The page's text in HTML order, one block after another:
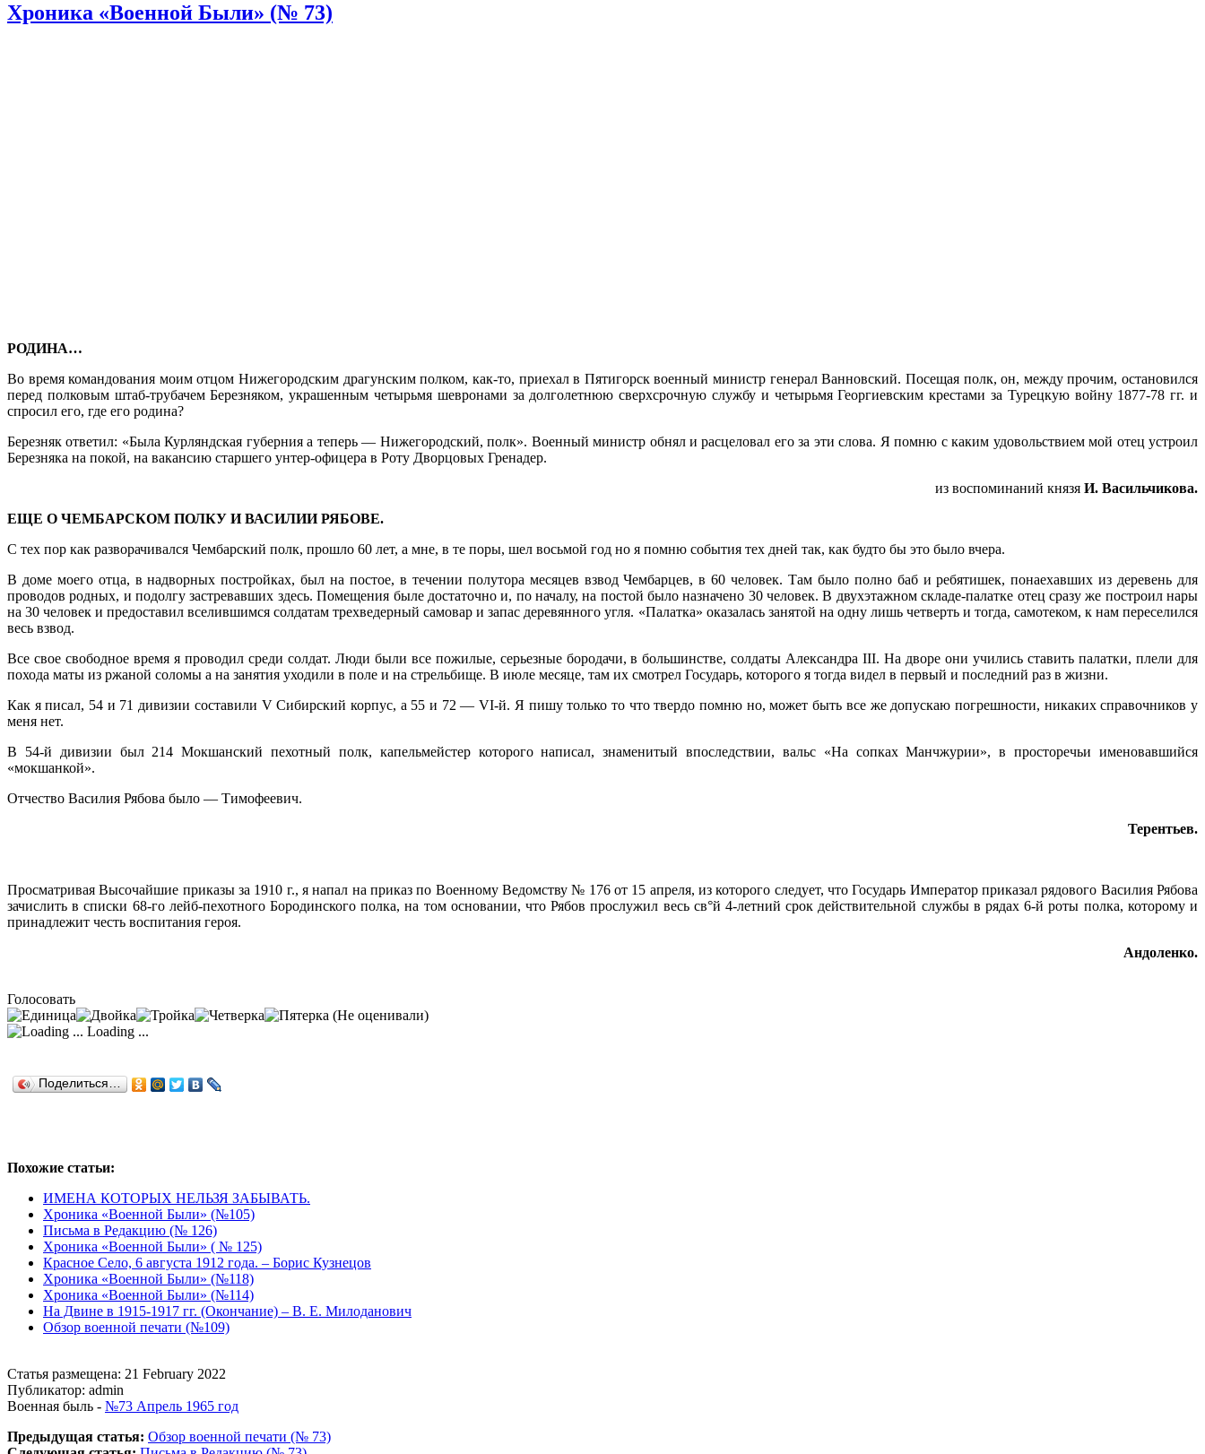
Хроника «Военной Были» (№ 73)
РОДИНА…
Во время командования моим отцом Ниже­городским драгунским полком, как-то, приехал в Пятигорск военный министр генерал Ванновский. Посещая полк, он, между прочим, оста­новился
перед полковым штаб-трубачем Берез­няком, украшенным четырьмя шевронами за долголетнюю сверхсрочную службу и четырь­мя Георгиевским крестами за Турецкую войну 1877-78 гг. и
спросил его, где его родина?
Березняк ответил: «Была Курляндская гу­берния а теперь — Нижегородский, полк». Во­енный министр обнял и расцеловал его за эти слова. Я помню с каким удовольствием мой отец устроил
Березняка на покой, на вакансию старшего унтер-офицера в Роту Дворцовых Гренадер.
из воспоминаний князя И. Васильчикова.
ЕЩЕ О ЧЕМБАРСКОМ ПОЛКУ И ВАСИЛИИ РЯБОВЕ.
С тех пор как разворачивался Чембарский полк, прошло 60 лет, а мне, в те поры, шел вось­мой год но я помню события тех дней так, как будто бы это было вчера.
В доме моего отца, в надворных постройках, был на постое, в течении полутора месяцев взвод Чембарцев, в 60 человек. Там было пол­но баб и ребятишек, понаехавших из деревень для
проводов родных, и подолгу застревавших здесь. Помещения быле достаточно и, по нача­лу, на постой было назначено 30 человек. В двухэтажном складе-палатке отец сразу же построил нары
на 30 человек и предоставил вселившимся солдатам трехведерный самовар и запас деревянного угля. «Палатка» оказалась занятой на одну лишь четверть и тогда, само­теком, к нам переселился
весь взвод.
Все свое свободное время я проводил среди солдат. Люди были все пожилые, серьезные бородачи, в большинстве, солдаты Александра III. На дворе они учились ставить палатки, плели для
похода маты из ржаной соломы а на занятия уходили в поле и на стрельбище. В июле месяце, там их смотрел Государь, кото­рого я тогда видел в первый и последний раз в жизни.
Как я писал, 54 и 71 дивизии составили V Сибирский корпус, а 55 и 72 — VІ-й. Я пишу только то что твердо помню но, может быть все же допускаю погрешности, никаких справоч­ников у
меня нет.
В 54-й дивизии был 214 Мокшанский пехот­ный полк, капельмейстер которого написал, знаменитый впоследствии, вальс «На сопках Манчжурии», в просторечьи именовавшийся
«мокшанкой».
Отчество Василия Рябова было — Тимофе­евич.
Терентьев.
Просматривая Высочайшие приказы за 1910 г., я напал на приказ по Военному Ведомству № 176 от 15 апреля, из которого следует, что Государь Император приказал рядового Васи­лия Рябова
зачислить в списки 68-го лейб-пе­хотного Бородинского полка, на том основании, что Рябов прослужил весь св°й 4-летний срок действительной службы в рядах 6-й роты пол­ка, которому и
принадлежит честь воспитания героя.
Андоленко.
Голосовать
(Не оценивали)
Loading ...
Поделиться…
Похожие статьи:
ИМЕНА КОТОРЫХ НЕЛЬЗЯ ЗАБЫВАТЬ.
Хроника «Военной Были» (№105)
Письма в Редакцию (№ 126)
Хроника «Военной Были» ( № 125)
Красное Село, 6 августа 1912 года. – Борис Кузнецов
Хроника «Военной Были» (№118)
Хроника «Военной Были» (№114)
На Двине в 1915-1917 гг. (Окончание) – В. Е. Милоданович
Обзор военной печати (№109)
Статья размещена: 21 February 2022
Публикатор: admin
Военная быль - №73 Апрель 1965 год
Предыдущая статья: Обзор военной печати (№ 73)